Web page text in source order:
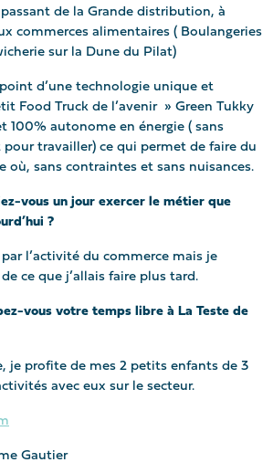
de la Grande distribution, à
commerces alimentaires ( Boulangeries
sur la Dune du Pilat)
d’une technologie unique et
Food Truck de l’avenir » Green Tukky
100% autonome en énergie ( sans
travailler) ce qui permet de faire du
où, sans contraintes et sans nuisances.
vous un jour exercer le métier que
?
l’activité du commerce mais je
ce que j’allais faire plus tard.
vous votre temps libre à La Teste de
je profite de mes 2 petits enfants de 3
avec eux sur le secteur.
Gautier